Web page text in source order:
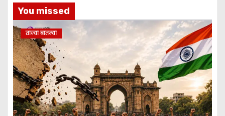
You missed
ताज्या बातम्या